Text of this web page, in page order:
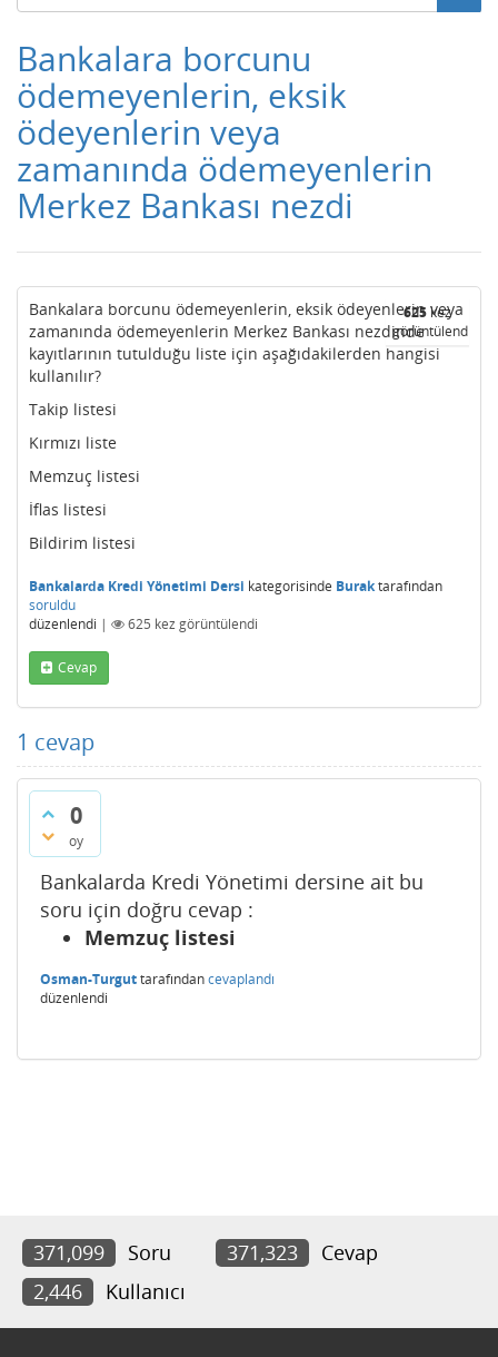
Bankalara borcunu
ödemeyenlerin, eksik
ödeyenlerin veya
zamanında ödemeyenlerin
Merkez Bankası nezdi
625kez
görüntülendi
Bankalara borcunu ödemeyenlerin, eksik ödeyenlerin veya
zamanında ödemeyenlerin Merkez Bankası nezdinde
kayıtlarının tutulduğu liste için aşağıdakilerden hangisi
kullanılır?
Takip listesi
Kırmızı liste
Memzuç listesi
İflas listesi
Bildirim listesi
Bankalarda Kredi Yönetimi Dersi kategorisinde Buraktarafından
soruldu
düzenlendi | 625 kez görüntülendi
Cevap
1 cevap
0
oy
Bankalarda Kredi Yönetimi dersine ait bu
soru için doğru cevap :
Memzuç listesi
Osman-Turguttarafındancevaplandı
düzenlendi
371,099 Soru 371,323
Cevap
2,446
Kullanıcı